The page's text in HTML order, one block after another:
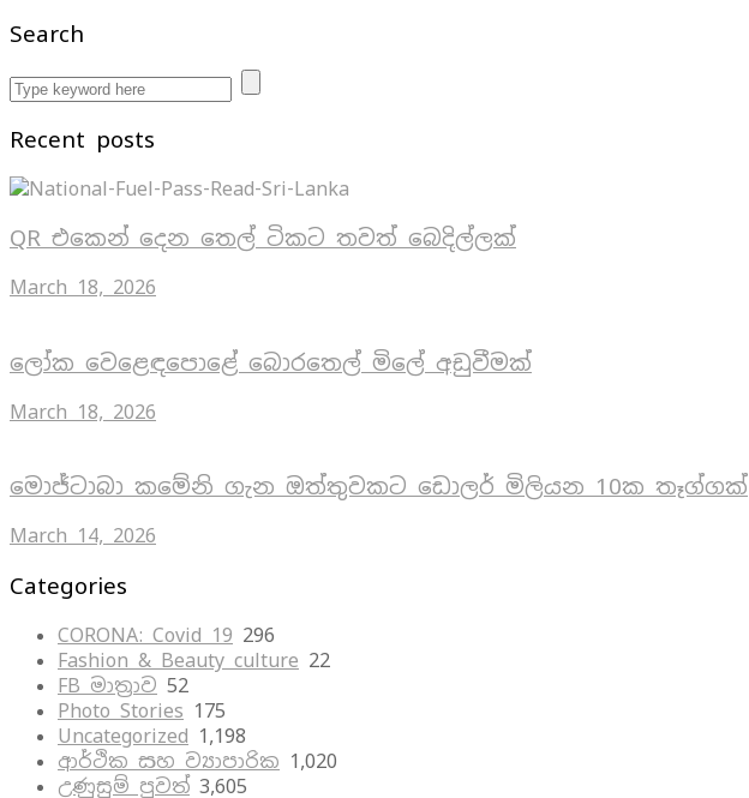
Search
Recent posts
QR එකෙන් දෙන තෙල් ටිකට තවත් බෙදිල්ලක්
March 18, 2026
ලෝක වෙළෙඳපොළේ බොරතෙල් මිලේ අඩුවීමක්
March 18, 2026
මොජ්ටාබා කමේනි ගැන ඔත්තුවකට ඩොලර් මිලියන 10ක තෑග්ගක්
March 14, 2026
Categories
CORONA: Covid 19 296
Fashion & Beauty culture 22
FB මාත්‍රාව 52
Photo Stories 175
Uncategorized 1,198
ආර්ථික සහ ව්‍යාපාරික 1,020
උණුසුම් පුවත් 3,605